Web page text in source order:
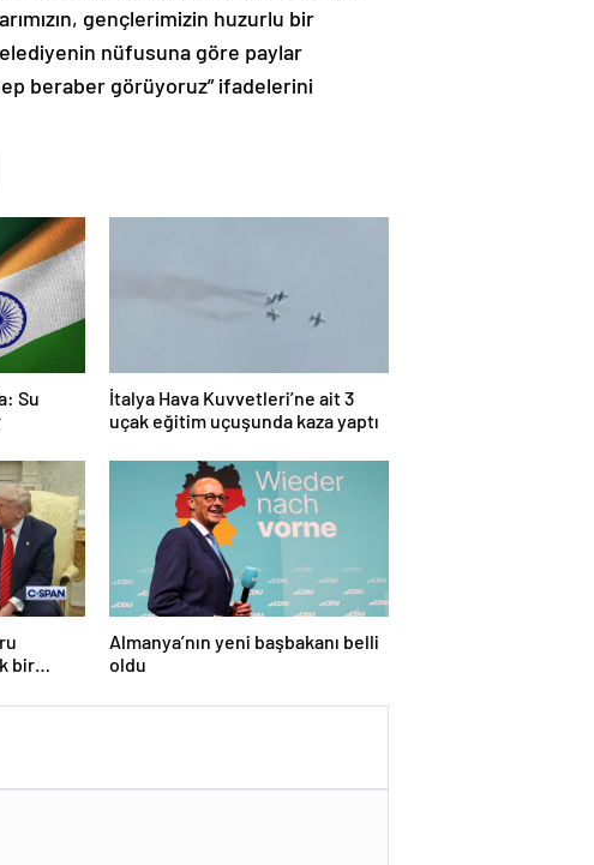
gençlerimizin huzurlu bir
nüfusuna göre paylar
beraber görüyoruz” ifadelerini
Su
İtalya Hava Kuvvetleri’ne ait 3
uçak eğitim uçuşunda kaza yaptı
bir
Almanya’nın yeni başbakanı belli
oldu